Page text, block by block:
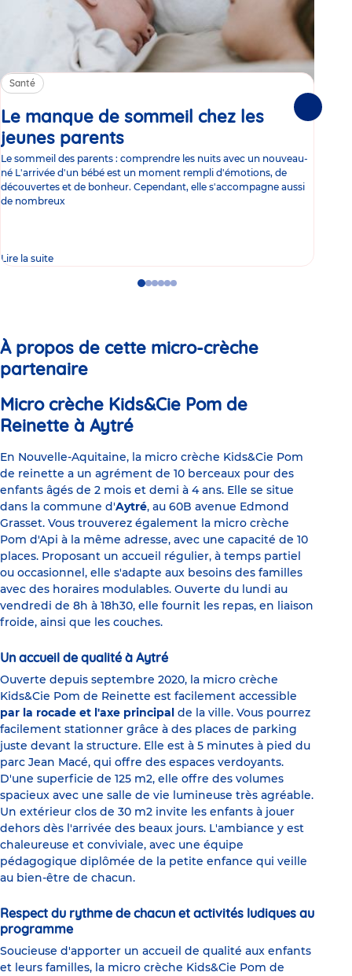
Santé
Le manque de sommeil chez les
jeunes parents
Le sommeil des parents : comprendre les nuits avec un nouveau-
né L'arrivée d'un bébé est un moment rempli d'émotions, de
découvertes et de bonheur. Cependant, elle s'accompagne aussi
de nombreux
Lire la suite
GoGoGoGo
GoGo
À propos de cette micro-crèche
partenaire
Micro crèche Kids&Cie Pom de
Reinette à Aytré
En Nouvelle-Aquitaine, la micro crèche Kids&Cie Pom
de reinette a un agrément de 10 berceaux pour des
enfants âgés de 2 mois et demi à 4 ans. Elle se situe
dans la commune d'Aytré, au 60B avenue Edmond
Grasset. Vous trouverez également la micro crèche
Pom d'Api à la même adresse, avec une capacité de 10
places. Proposant un accueil régulier, à temps partiel
ou occasionnel, elle s'adapte aux besoins des familles
avec des horaires modulables. Ouverte du lundi au
vendredi de 8h à 18h30, elle fournit les repas, en liaison
froide, ainsi que les couches.
Un accueil de qualité à Aytré
Ouverte depuis septembre 2020, la micro crèche
Kids&Cie Pom de Reinette est facilement accessible
par la rocade et l'axe principal de la ville. Vous pourrez
facilement stationner grâce à des places de parking
juste devant la structure. Elle est à 5 minutes à pied du
parc Jean Macé, qui offre des espaces verdoyants.
D'une superficie de 125 m2, elle offre des volumes
spacieux avec une salle de vie lumineuse très agréable.
Un extérieur clos de 30 m2 invite les enfants à jouer
dehors dès l'arrivée des beaux jours. L'ambiance y est
chaleureuse et conviviale, avec une équipe
pédagogique diplômée de la petite enfance qui veille
au bien-être de chacun.
Respect du rythme de chacun et activités ludiques au
programme
Soucieuse d'apporter un accueil de qualité aux enfants
et leurs familles, la micro crèche Kids&Cie Pom de